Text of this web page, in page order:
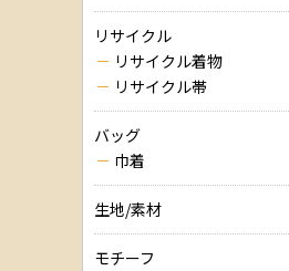
リサイクル
リサイクル着物
リサイクル帯
バッグ
巾着
生地/素材
モチーフ